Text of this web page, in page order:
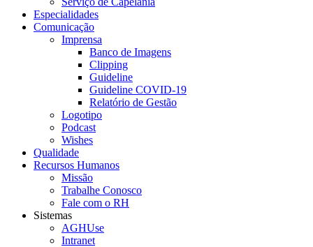
Especialidades
Comunicação
Imprensa
Banco de Imagens
Clipping
Guideline
Guideline COVID-19
Relatório de Gestão
Logotipo
Podcast
Wishes
Qualidade
Recursos Humanos
Missão
Trabalhe Conosco
Fale com o RH
Sistemas
AGHUse
Intranet